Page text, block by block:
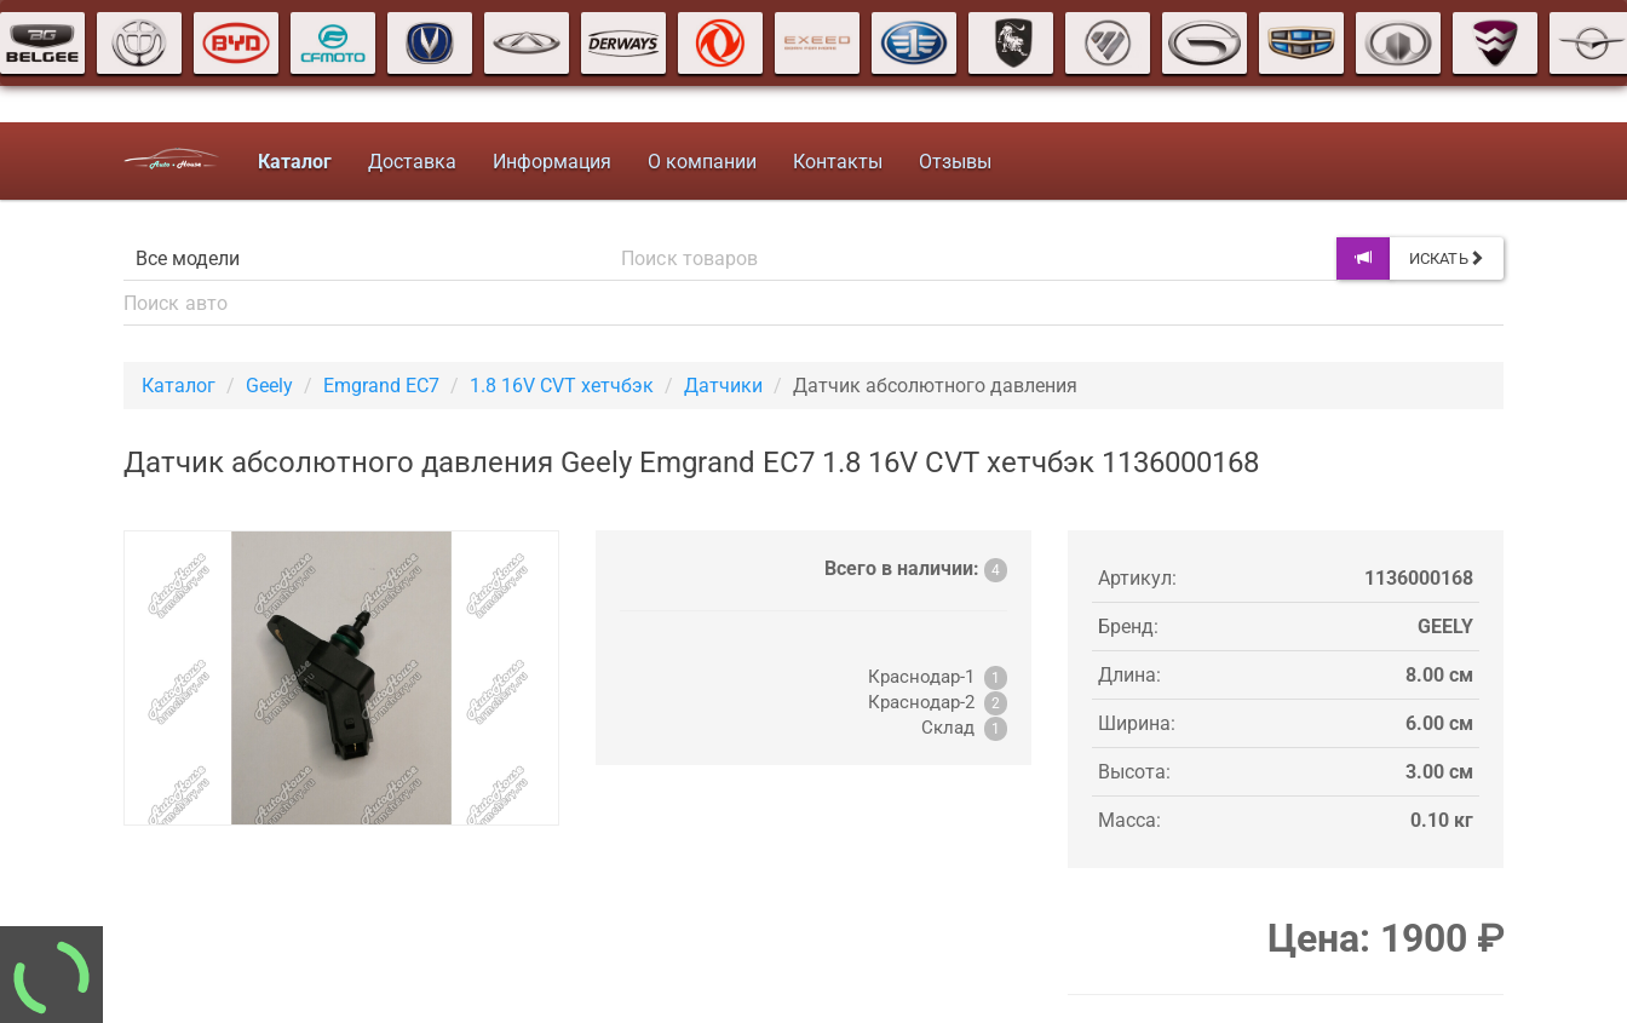
Каталог Доставка Информация О компании Контакты Отзывы
ИСКАТЬ
Каталог Geely Emgrand EC7 1.8 16V CVT хетчбэк Датчики Датчик абсолютного давления
Датчик абсолютного давления Geely Emgrand EC7 1.8 16V CVT хетчбэк 1136000168
Всего в наличии: 4
Краснодар-1 1
Краснодар-2 2
Склад 1
Артикул: 1136000168
Бренд: GEELY
Длина: 8.00 см
Ширина: 6.00 см
Высота: 3.00 см
Масса: 0.10 кг
Цена: 1900 ₽